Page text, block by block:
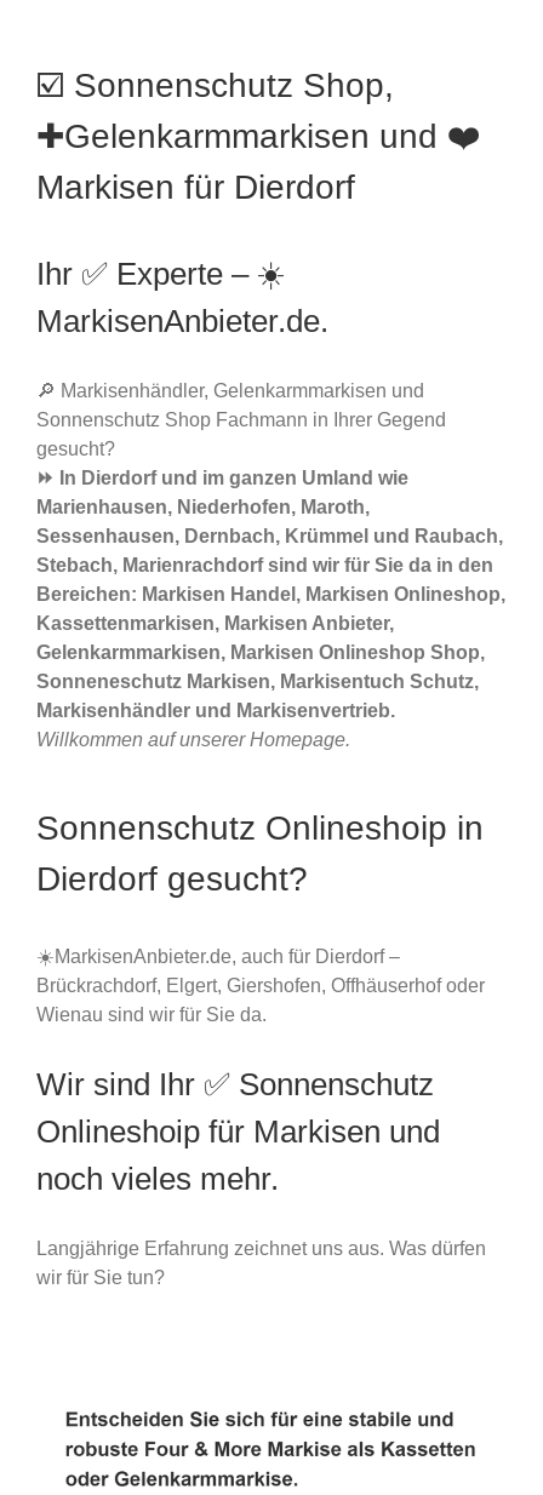
☑️ Sonnenschutz Shop,
✚Gelenkarmmarkisen und ❤️
Markisen für Dierdorf
Ihr ✅ Experte – ☀️
MarkisenAnbieter.de.
🔎 Markisenhändler, Gelenkarmmarkisen und
Sonnenschutz Shop Fachmann in Ihrer Gegend
gesucht?
⏩ In Dierdorf und im ganzen Umland wie
Marienhausen, Niederhofen, Maroth,
Sessenhausen, Dernbach, Krümmel und Raubach,
Stebach, Marienrachdorf sind wir für Sie da in den
Bereichen: Markisen Handel, Markisen Onlineshop,
Kassettenmarkisen, Markisen Anbieter,
Gelenkarmmarkisen, Markisen Onlineshop Shop,
Sonneneschutz Markisen, Markisentuch Schutz,
Markisenhändler und Markisenvertrieb.
Willkommen auf unserer Homepage.
Sonnenschutz Onlineshoip in
Dierdorf gesucht?
☀️MarkisenAnbieter.de, auch für Dierdorf –
Brückrachdorf, Elgert, Giershofen, Offhäuserhof oder
Wienau sind wir für Sie da.
Wir sind Ihr ✅ Sonnenschutz
Onlineshoip für Markisen und
noch vieles mehr.
Langjährige Erfahrung zeichnet uns aus. Was dürfen
wir für Sie tun?